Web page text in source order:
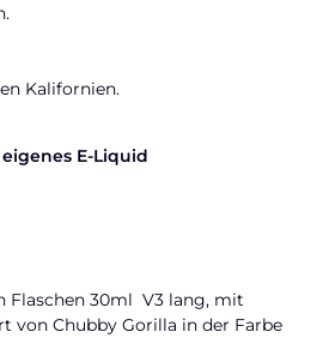
Kalifornien.
E-Liquid
Flaschen 30ml V3 lang, mit
von Chubby Gorilla in der Farbe